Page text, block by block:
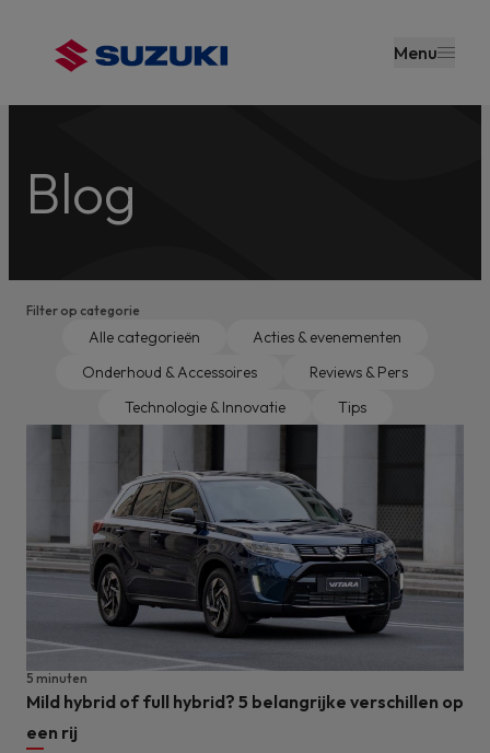
de inhoud
gaan
Menu
Blog
Filter op categorie
Alle categorieën
Acties & evenementen
Onderhoud & Accessoires
Reviews & Pers
Technologie & Innovatie
Tips
Mild hybrid of full hybrid? 5 belangrijke verschillen op
een rij
5 minuten